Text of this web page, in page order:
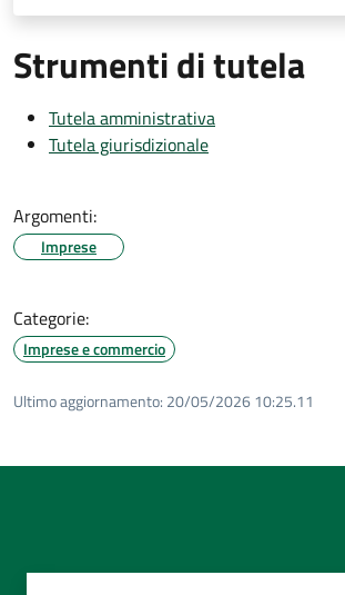
Strumenti di tutela
Tutela amministrativa
Tutela giurisdizionale
Argomenti:
Imprese
Categorie:
Imprese e commercio
Ultimo aggiornamento: 20/05/2026 10:25.11